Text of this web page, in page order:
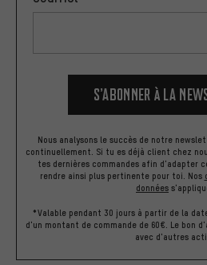
S’abonner à la
Nous analysons le succès de notre
continuellement. Si tu es déjà client chez
tes dernières commandes afin d'adapter
rendre ainsi plus pertinente pour toi. Nos
données
*Valable pendant 30 jours à partir de la
d'un montant de commande de 60€. Le bon
avec d'autres